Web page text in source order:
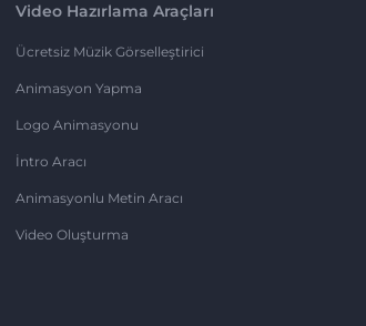
Video Hazırlama Araçları
Ücretsiz Müzik Görselleştirici
Animasyon Yapma
Logo Animasyonu
İntro Aracı
Animasyonlu Metin Aracı
Video Oluşturma